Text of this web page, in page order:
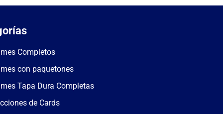
Completos
con paquetones
Tapa Dura Completas
de Cards